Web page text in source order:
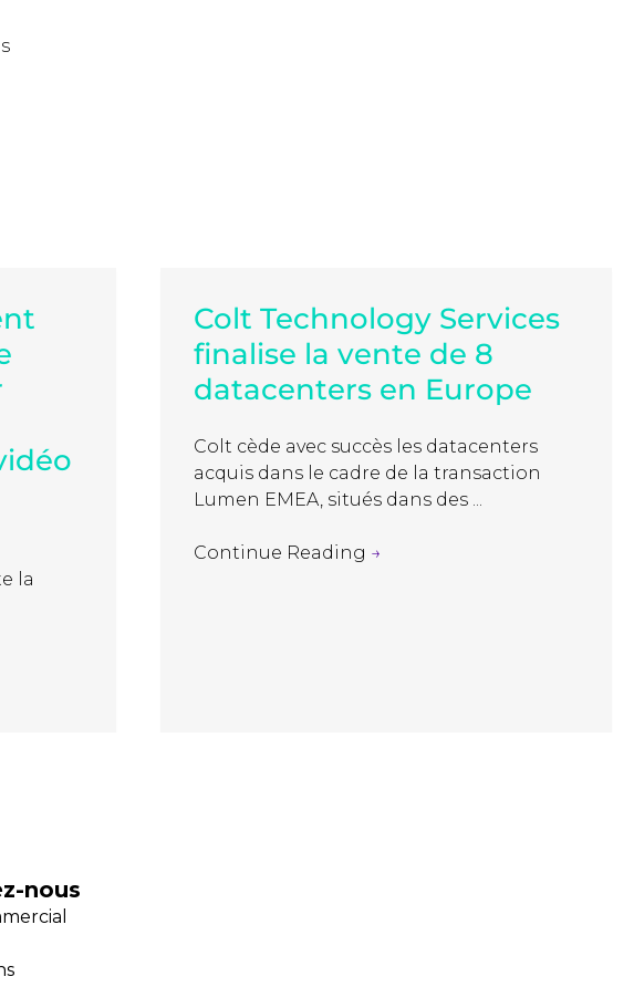
la
Colt Technology Services
finalise la vente de 8
datacenters en Europe
Colt cède avec succès les datacenters
acquis dans le cadre de la transaction
Lumen EMEA, situés dans des ...
Continue Reading →
nous